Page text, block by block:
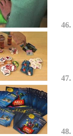
47.